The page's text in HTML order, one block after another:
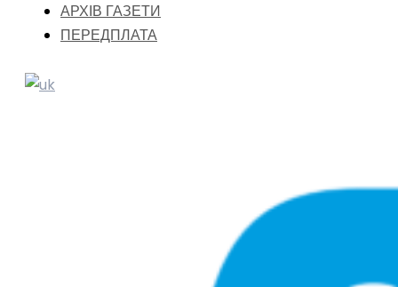
АРХІВ ГАЗЕТИ
ПЕРЕДПЛАТА